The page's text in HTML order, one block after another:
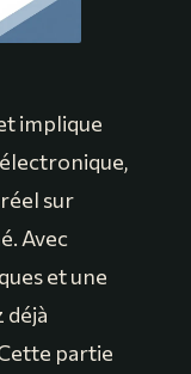
implique
sur
Avec
et une
déjà
partie